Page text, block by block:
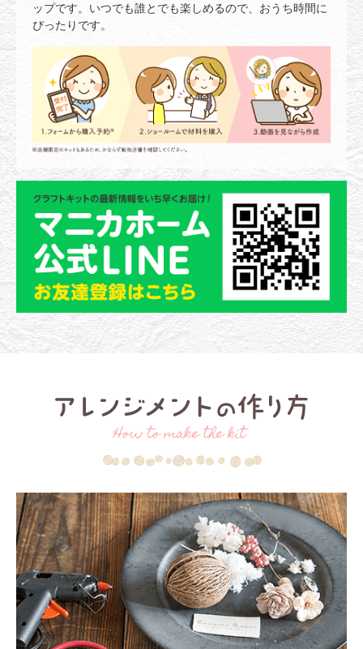
ップです。いつでも誰とでも楽しめるので、おうち時間に
ぴったりです。